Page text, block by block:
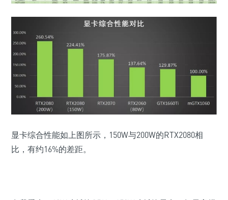
显卡综合性能如上图所示，150W与200W的RTX2080相
比，有约16%的差距。